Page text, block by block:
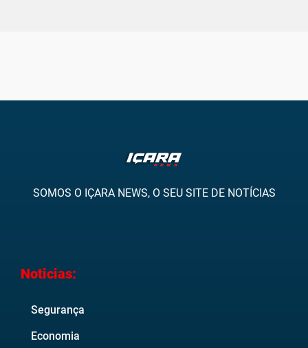
SOMOS O IÇARA NEWS, O SEU SITE DE NOTÍCIAS
Noticias:
Segurança
Economia